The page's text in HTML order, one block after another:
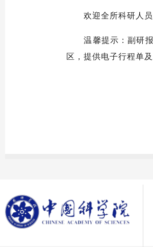
欢迎全所科研人员
温馨提示：副研报
区，提供电子行程单